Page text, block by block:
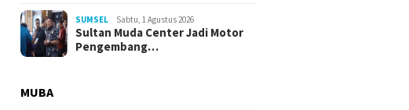
SUMSEL Sabtu, 1 Agustus 2026
Sultan Muda Center Jadi Motor
Pengembang…
MUBA